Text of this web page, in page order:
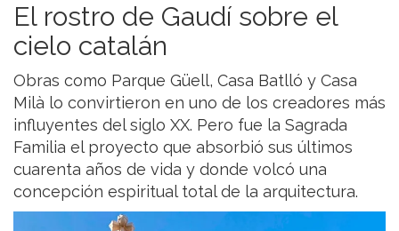
El rostro de Gaudí sobre el
cielo catalán
Obras como Parque Güell, Casa Batlló y Casa
Milà lo convirtieron en uno de los creadores más
influyentes del siglo XX. Pero fue la Sagrada
Familia el proyecto que absorbió sus últimos
cuarenta años de vida y donde volcó una
concepción espiritual total de la arquitectura.